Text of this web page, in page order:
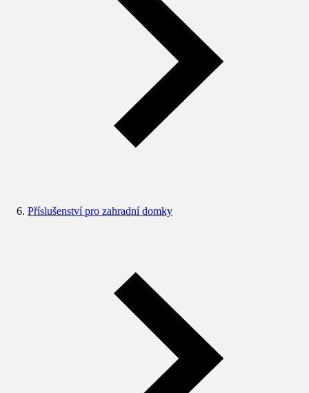
Příslušenství pro zahradní domky